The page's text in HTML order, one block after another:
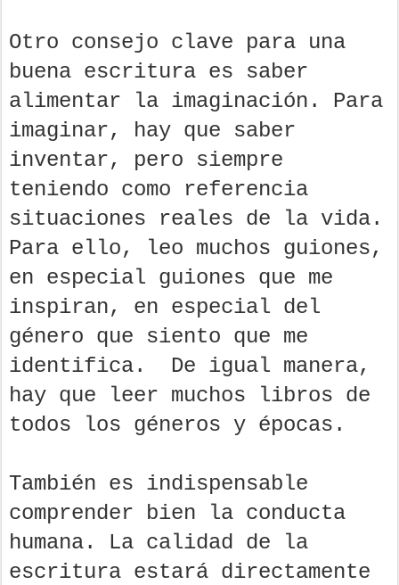
Otro consejo clave para una
buena escritura es saber
alimentar la imaginación. Para
imaginar, hay que saber
inventar, pero siempre
teniendo como referencia
situaciones reales de la vida.
Para ello, leo muchos guiones,
en especial guiones que me
inspiran, en especial del
género que siento que me
identifica. De igual manera,
hay que leer muchos libros de
todos los géneros y épocas.
También es indispensable
comprender bien la conducta
humana. La calidad de la
escritura estará directamente